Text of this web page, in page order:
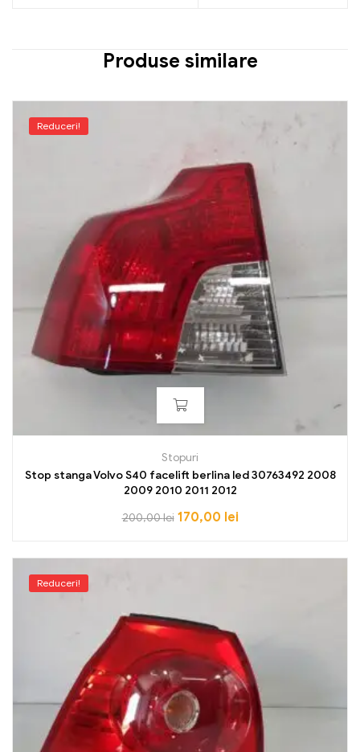
Produse similare
Reduceri!
Stopuri
Stop stanga Volvo S40 facelift berlina led 30763492 2008
2009 2010 2011 2012
200,00lei 170,00 lei
Reduceri!